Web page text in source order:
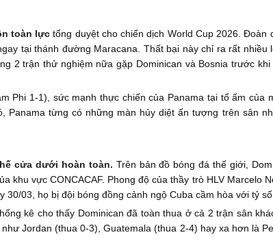
toàn lực tổng duyệt cho chiến dịch World Cup 2026. Đoàn
tại thánh đường Maracana. Thất bại này chỉ ra rất nhiều
2 trận thử nghiệm nữa gặp Dominican và Bosnia trước
Phi 1-1), sức mạnh thực chiến của Panama tại tổ ấm của
từng có những màn hủy diệt ấn tượng trên sân
cửa dưới hoàn toàn. Trên bản đồ bóng đá thế giới,
khu vực CONCACAF. Phong độ của thầy trò HLV Marcelo
03, họ bị đội bóng đồng cảnh ngộ Cuba cầm hòa với tỷ
kê cho thấy Dominican đã toàn thua ở cả 2 trận sân
Jordan (thua 0-3), Guatemala (thua 2-4) hay xa hơn là